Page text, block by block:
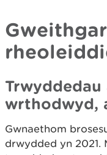
wrthodwyd,
Gwnaethom
drwydded yn 2021.